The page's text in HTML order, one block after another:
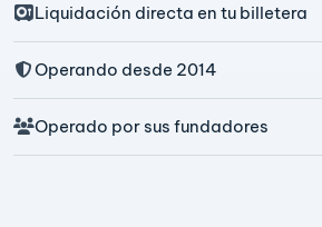
Liquidación directa en tu billetera
Operando desde 2014
Operado por sus fundadores